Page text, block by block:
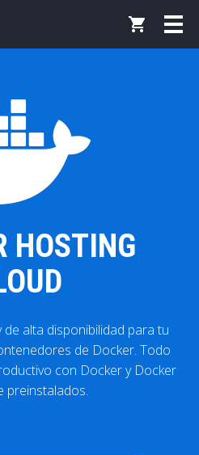
HOSTING
alta disponibilidad para tu
de Docker. Todo
con Docker y Docker
preinstalados.